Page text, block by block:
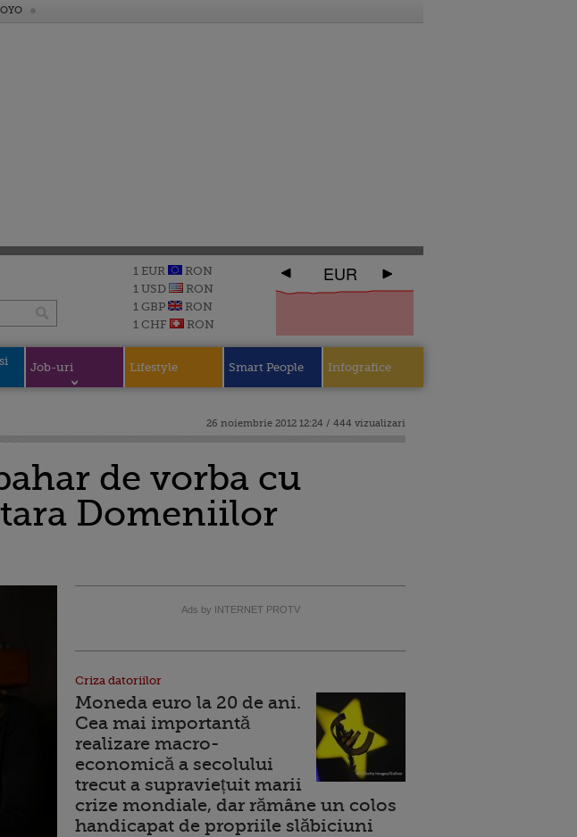
1 EUR
RON
1 USD
RON
1 GBP
RON
1 CHF
RON
EUR
Job-uri Lifestyle Smart People Infografice
26 noiembrie 2012 12:24 / 444 vizualizari
de vorba cu
Domeniilor
Ads by INTERNET PROTV
Criza datoriilor
Moneda euro la 20 de ani.
Cea mai importantă
realizare macro-
economică a secolului
trecut a supraviețuit marii
crize mondiale, dar rămâne un colos
handicapat de propriile slăbiciuni